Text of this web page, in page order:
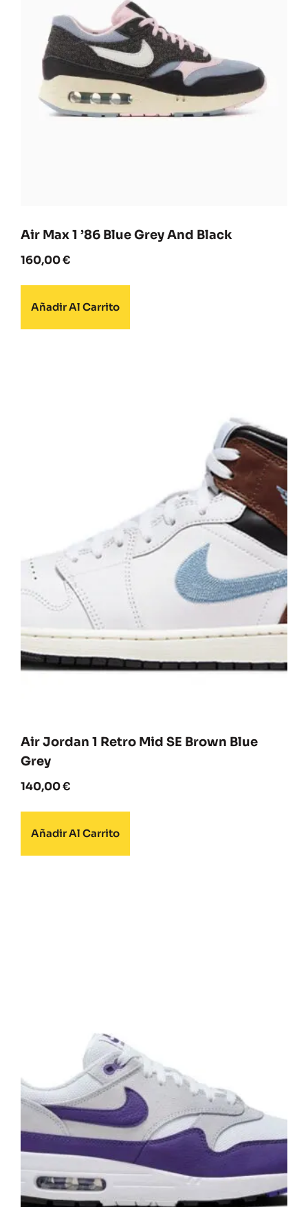
Air Max 1 ’86 Blue Grey And Black
160,00€
Añadir Al Carrito
Air Jordan 1 Retro Mid SE Brown Blue
Grey
140,00€
Añadir Al Carrito